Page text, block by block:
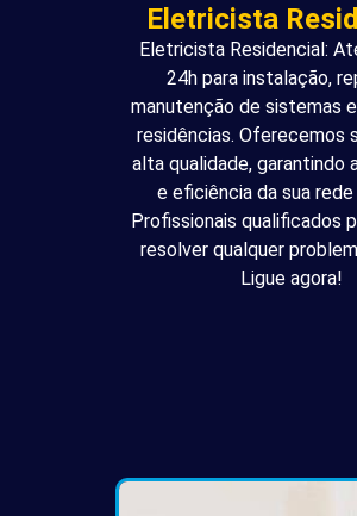
Eletricista
Eletricista Residencial:
24h para instalação,
manutenção de sistemas
residências. Oferecemos
alta qualidade, garantindo
e eficiência da sua
Profissionais qualificados
resolver qualquer
Ligue agora!